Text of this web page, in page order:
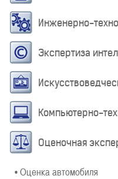
Инженерно-
Экспертиза
Компьютерно-
Оценочная
• Оценка автомобиля